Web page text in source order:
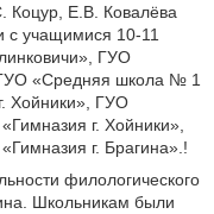
Е.В. Ковалёва
с учащимися 10-11
ГУО
«Средняя школа № 1
Хойники», ГУО
г. Хойники»,
г. Брагина».!
филологического
Школьникам были